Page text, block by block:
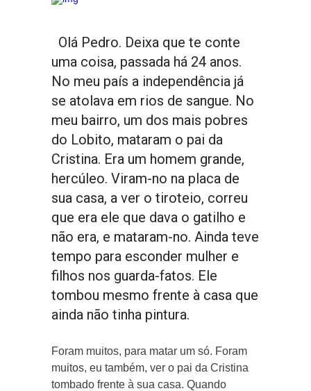
Olá Pedro. Deixa que te conte
uma coisa, passada há 24 anos.
No meu país a independência já
se atolava em rios de sangue. No
meu bairro, um dos mais pobres
do Lobito, mataram o pai da
Cristina. Era um homem grande,
hercúleo. Viram-no na placa de
sua casa, a ver o tiroteio, correu
que era ele que dava o gatilho e
não era, e mataram-no. Ainda teve
tempo para esconder mulher e
filhos nos guarda-fatos. Ele
tombou mesmo frente à casa que
ainda não tinha pintura.
Foram muitos, para matar um só. Foram
muitos, eu também, ver o pai da Cristina
tombado frente à sua casa. Quando